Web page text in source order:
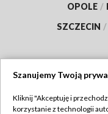
OPOLE /
SZCZECIN /
Szanujemy Twoją
Kliknij "Akceptuję i
korzystanie z technologii